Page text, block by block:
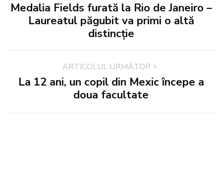
Medalia Fields furată la Rio de Janeiro –
Laureatul păgubit va primi o altă
distincţie
ARTICOLUL URMĂTOR
La 12 ani, un copil din Mexic începe a
doua facultate